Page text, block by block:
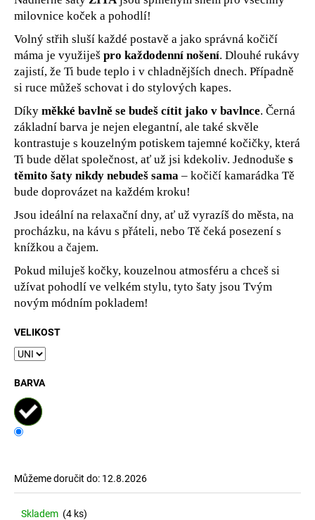
milovnice koček a pohodlí!
Volný střih sluší každé postavě a jako správná kočičí
máma je využiješ pro každodenní nošení. Dlouhé rukávy
zajistí, že Ti bude teplo i v chladnějších dnech. Případně
si ruce můžeš schovat i do stylových kapes.
Díky měkké bavlně se budeš cítit jako v bavlnce. Černá
základní barva je nejen elegantní, ale také skvěle
kontrastuje s kouzelným potiskem tajemné kočičky, která
Ti bude dělat společnost, ať už jsi kdekoliv. Jednoduše s
těmito šaty nikdy nebudeš sama – kočičí kamarádka Tě
bude doprovázet na každém kroku!
Jsou ideální na relaxační dny, ať už vyrazíš do města, na
procházku, na kávu s přáteli, nebo Tě čeká posezení s
knížkou a čajem.
Pokud miluješ kočky, kouzelnou atmosféru a chceš si
užívat pohodlí ve velkém stylu, tyto šaty jsou Tvým
novým módním pokladem!
VELIKOST
BARVA
Můžeme doručit do: 12.8.2026
Skladem (4 ks)
u
j
e
m
e